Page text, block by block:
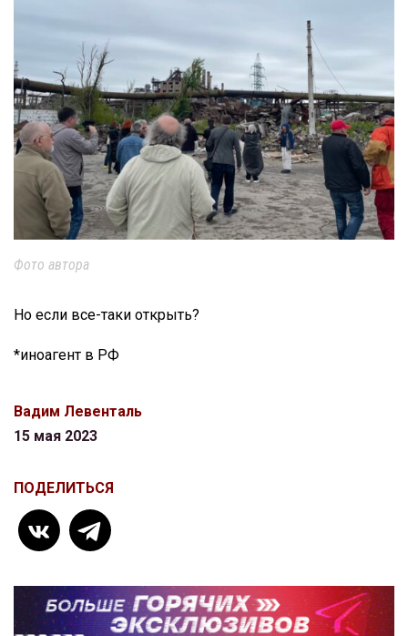
Фото автора
Но если все-таки открыть?
*иноагент в РФ
Вадим Левенталь
15 мая 2023
ПОДЕЛИТЬСЯ